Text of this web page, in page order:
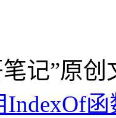
记”原
IndexOf